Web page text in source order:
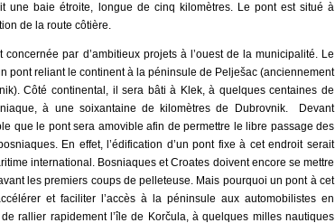
une baie étroite, longue de cinq kilomètres. Le pont est situé à
de la route côtière.
par d’ambitieux projets à l’ouest de la municipalité. Le
pont reliant le continent à la péninsule de Pelješac (anciennement
Côté continental, il sera bâti à Klek, à quelques centaines de
à une soixantaine de kilomètres de Dubrovnik. Devant
que le pont sera amovible afin de permettre le libre passage des
En effet, l’édification d’un pont fixe à cet endroit serait
international. Bosniaques et Croates doivent encore se mettre
les premiers coups de pelleteuse. Mais pourquoi un pont à cet
et faciliter l’accès à la péninsule aux automobilistes en
rallier rapidement l’île de Korčula, à quelques milles nautiques